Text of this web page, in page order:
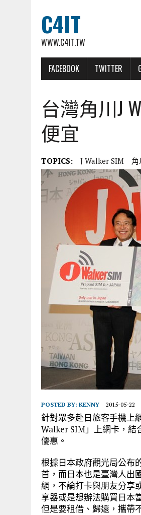
C4IT
WWW.C4IT.TW
FACEBOOK TWITTER
台灣角川J
便宜
TOPICS: J Walker SIM 角
POSTED BY: KENNY 2015-05-22
針對眾多赴日旅客手機上
Walker SIM」上網卡，結
優惠。
根據日本政府觀光局公布
首，而日本也是臺灣人出
網，不論打卡與朋友分享
享器或是想辦法購買日本
但是要租借、歸還，攜帶